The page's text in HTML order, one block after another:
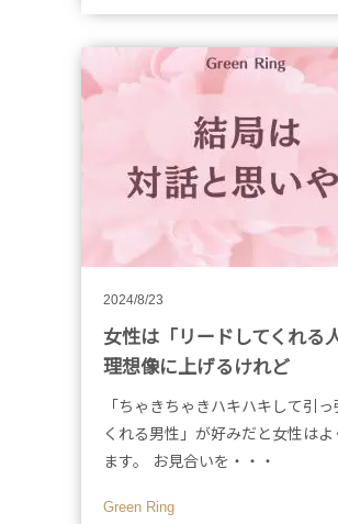
2024/8/23
女性は「リードしてくれる
理想像に上げるけれど
「ちゃきちゃきハキハキして引っ
くれる男性」が好みだと女性はよ
ます。 お見合いを・・・
Green Ring